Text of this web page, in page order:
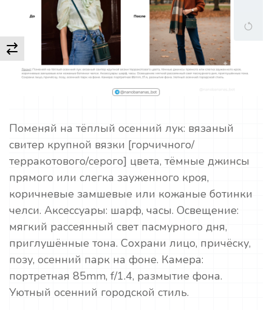
Поменяй на тёплый осенний лук: вязаный
свитер крупной вязки [горчичного/
терракотового/серого] цвета, тёмные джинсы
прямого или слегка зауженного кроя,
коричневые замшевые или кожаные ботинки
челси. Аксессуары: шарф, часы. Освещение:
мягкий рассеянный свет пасмурного дня,
приглушённые тона. Сохрани лицо, причёску,
позу, осенний парк на фоне. Камера:
портретная 85mm, f/1.4, размытие фона.
Уютный осенний городской стиль.